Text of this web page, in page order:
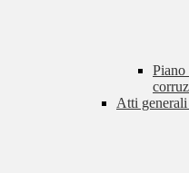
Piano
Atti generali